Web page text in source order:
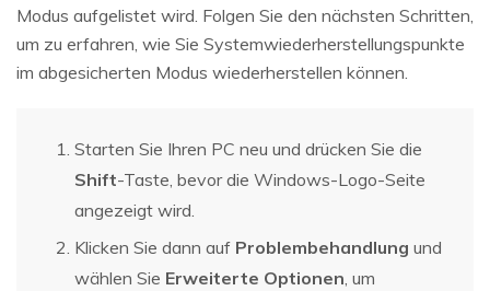
Modus aufgelistet wird. Folgen Sie den nächsten Schritten,
um zu erfahren, wie Sie Systemwiederherstellungspunkte
im abgesicherten Modus wiederherstellen können.
Starten Sie Ihren PC neu und drücken Sie die
Shift-Taste, bevor die Windows-Logo-Seite
angezeigt wird.
Klicken Sie dann auf Problembehandlung und
wählen Sie Erweiterte Optionen, um